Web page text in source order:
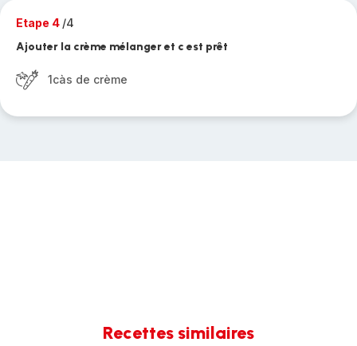
Etape 4 /4
Ajouter la crème mélanger et c est prêt
1càs de crème
Recettes similaires